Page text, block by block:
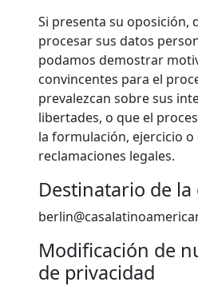
Si presenta su oposición,
procesar sus datos
podamos demostrar
convincentes para el
prevalezcan sobre sus
libertades, o que el
la formulación, ejercicio o
reclamaciones legales.
Destinatario de la
Modificación de
de privacidad